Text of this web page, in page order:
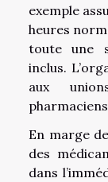
exemple
heures
toute une
inclus.
aux
En marge
des
dans